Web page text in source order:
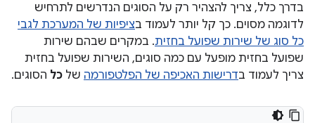
בדרך כלל, צריך להצהיר רק על הסוגים הנדרשים לתרחיש
לדוגמה מסוים. כך קל יותר לעמוד בציפיות של המערכת לגבי
כל סוג של שירות שפועל בחזית. במקרים שבהם שירות
שפועל בחזית מופעל עם כמה סוגים, השירות שפועל בחזית
צריך לעמוד בדרישות האכיפה של הפלטפורמה של כל הסוגים.